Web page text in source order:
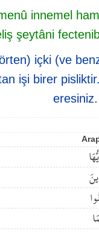
innemel
şeytâni
içki (ve
işi birer
eresiniz.